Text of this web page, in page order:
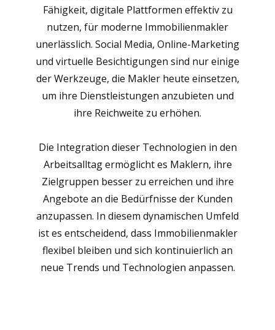
Fähigkeit, digitale Plattformen effektiv zu
nutzen, für moderne Immobilienmakler
unerlässlich. Social Media, Online-Marketing
und virtuelle Besichtigungen sind nur einige
der Werkzeuge, die Makler heute einsetzen,
um ihre Dienstleistungen anzubieten und
ihre Reichweite zu erhöhen.
Die Integration dieser Technologien in den
Arbeitsalltag ermöglicht es Maklern, ihre
Zielgruppen besser zu erreichen und ihre
Angebote an die Bedürfnisse der Kunden
anzupassen. In diesem dynamischen Umfeld
ist es entscheidend, dass Immobilienmakler
flexibel bleiben und sich kontinuierlich an
neue Trends und Technologien anpassen.